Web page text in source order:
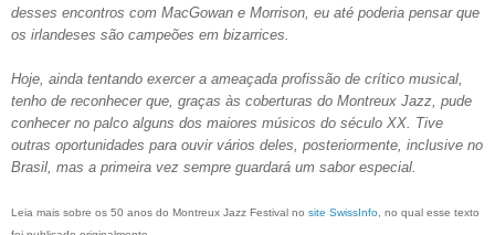
desses encontros com MacGowan e Morrison, eu até poderia pensar que
os irlandeses são campeões em bizarrices.
Hoje, ainda tentando exercer a ameaçada profissão de crítico musical,
tenho de reconhecer que, graças às coberturas do Montreux Jazz, pude
conhecer no palco alguns dos maiores músicos do século XX. Tive
outras oportunidades para ouvir vários deles, posteriormente, inclusive no
Brasil, mas a primeira vez sempre guardará um sabor especial.
Leia mais sobre os 50 anos do Montreux Jazz Festival no site SwissInfo , no qual esse texto